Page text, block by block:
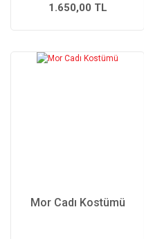
1.650,00 TL
Mor Cadı Kostümü